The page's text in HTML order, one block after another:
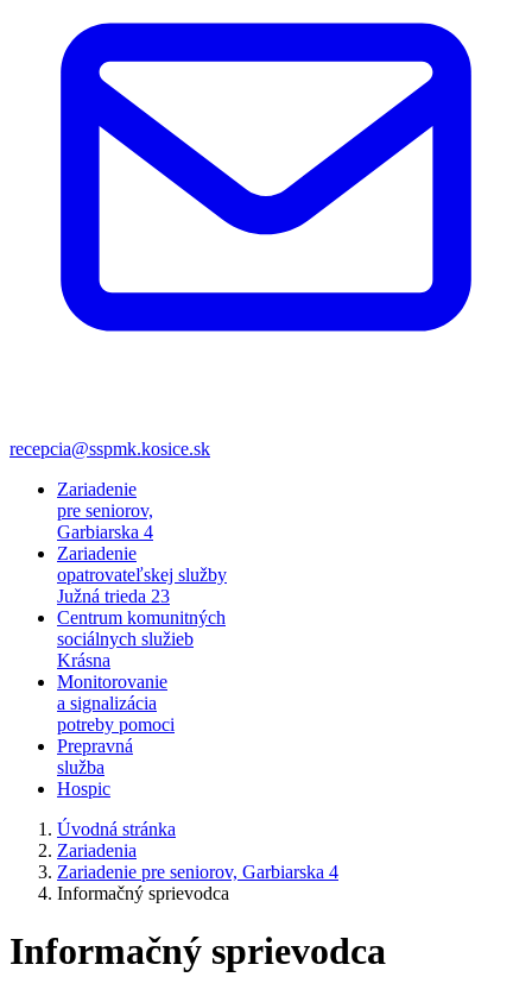
recepcia@sspmk.kosice.sk
Zariadenie
pre seniorov,
Garbiarska 4
Zariadenie
opatrovateľskej služby
Južná trieda 23
Centrum komunitných
sociálnych služieb
Krásna
Monitorovanie
a signalizácia
potreby pomoci
Prepravná
služba
Hospic
Úvodná stránka
Zariadenia
Zariadenie pre seniorov, Garbiarska 4
Informačný sprievodca
Informačný sprievodca